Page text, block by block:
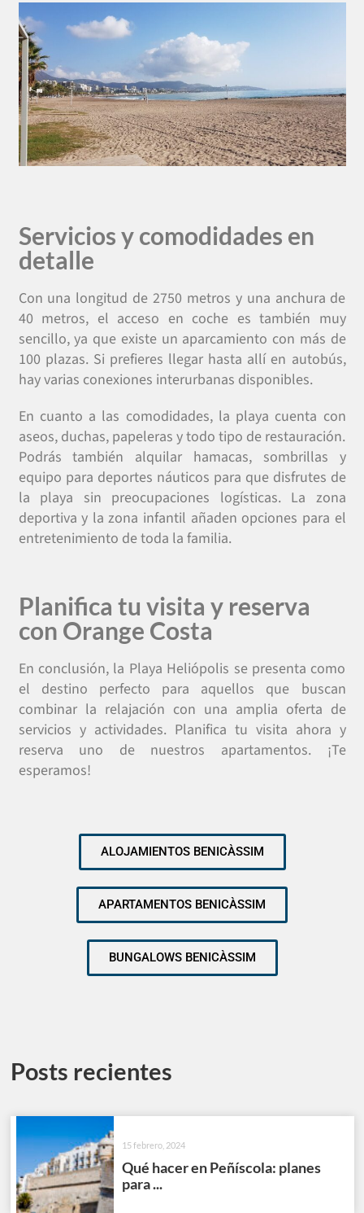
Servicios y comodidades en
detalle
Con una longitud de 2750 metros y una anchura de
40 metros, el acceso en coche es también muy
sencillo, ya que existe un aparcamiento con más de
100 plazas. Si prefieres llegar hasta allí en autobús,
hay varias conexiones interurbanas disponibles.
En cuanto a las comodidades, la playa cuenta con
aseos, duchas, papeleras y todo tipo de restauración.
Podrás también alquilar hamacas, sombrillas y
equipo para deportes náuticos para que disfrutes de
la playa sin preocupaciones logísticas. La zona
deportiva y la zona infantil añaden opciones para el
entretenimiento de toda la familia.
Planifica tu visita y reserva
con Orange Costa
En conclusión, la Playa Heliópolis se presenta como
el destino perfecto para aquellos que buscan
combinar la relajación con una amplia oferta de
servicios y actividades. Planifica tu visita ahora y
reserva uno de nuestros apartamentos. ¡Te
esperamos!
ALOJAMIENTOS BENICÀSSIM
APARTAMENTOS BENICÀSSIM
BUNGALOWS BENICÀSSIM
Posts recientes
15 febrero, 2024
Qué hacer en Peñíscola: planes
para ...